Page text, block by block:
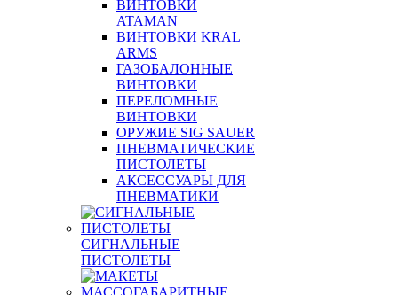
ВИНТОВКИ
ATAMAN
ВИНТОВКИ KRAL
ARMS
ГАЗОБАЛОННЫЕ
ВИНТОВКИ
ПЕРЕЛОМНЫЕ
ВИНТОВКИ
ОРУЖИЕ SIG SAUER
ПНЕВМАТИЧЕСКИЕ
ПИСТОЛЕТЫ
АКСЕССУАРЫ ДЛЯ
ПНЕВМАТИКИ
СИГНАЛЬНЫЕ
ПИСТОЛЕТЫ